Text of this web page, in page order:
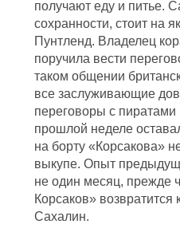
получают еду и питье.
сохранности, стоит на
Пунтленд. Владелец
поручила вести
таком общении
все заслуживающие
переговоры с пиратами
прошлой неделе
на борту «Корсакова»
выкупе. Опыт
не один месяц, прежде
Корсаков»
Сахалин.